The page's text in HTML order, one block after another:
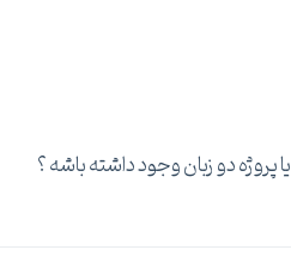
پروژه دو زبان وجود داشته باشه ؟